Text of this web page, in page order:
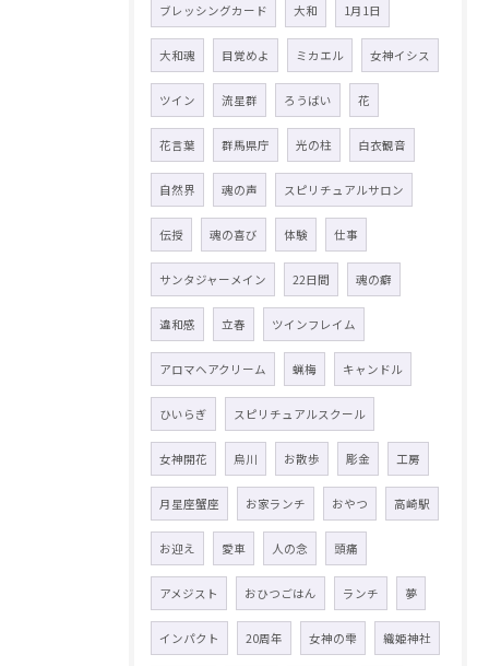
ブレッシングカード 大和 1月1日
大和魂 目覚めよ ミカエル 女神イシス
ツイン 流星群 ろうばい 花
花言葉 群馬県庁 光の柱 白衣観音
自然界 魂の声 スピリチュアルサロン
伝授 魂の喜び 体験 仕事
サンタジャーメイン 22日間 魂の癖
違和感 立春 ツインフレイム
アロマヘアクリーム 蝋梅 キャンドル
ひいらぎ スピリチュアルスクール
女神開花 烏川 お散歩 彫金 工房
月星座蟹座 お家ランチ おやつ 高崎駅
お迎え 愛車 人の念 頭痛
アメジスト おひつごはん ランチ 夢
インパクト 20周年 女神の雫 織姫神社